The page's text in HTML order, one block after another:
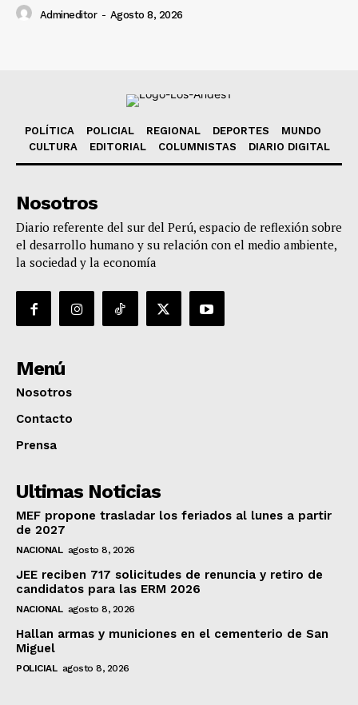
Admineditor - Agosto 8, 2026
POLÍTICA POLICIAL REGIONAL DEPORTES
MUNDO
CULTURA
EDITORIAL COLUMNISTAS DIARIO DIGITAL
Nosotros
Diario referente del sur del Perú, espacio de reflexión sobre
el desarrollo humano y su relación con el medio ambiente,
la sociedad y la economía
Menú
Nosotros
Contacto
Prensa
Ultimas Noticias
MEF propone trasladar los feriados al lunes a partir
de 2027
NACIONAL agosto 8, 2026
JEE reciben 717 solicitudes de renuncia y retiro de
candidatos para las ERM 2026
NACIONAL agosto 8, 2026
Hallan armas y municiones en el cementerio de San
Miguel
POLICIAL agosto 8, 2026